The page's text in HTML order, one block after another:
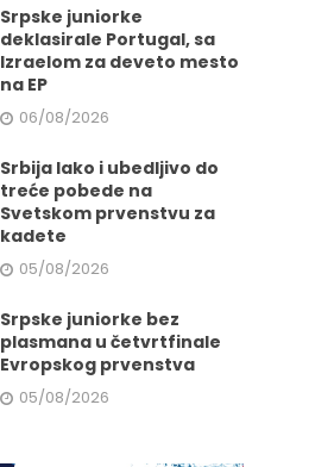
Srpske juniorke
deklasirale Portugal, sa
Izraelom za deveto mesto
na EP
06/08/2026
Srbija lako i ubedljivo do
treće pobede na
Svetskom prvenstvu za
kadete
05/08/2026
Srpske juniorke bez
plasmana u četvrtfinale
Evropskog prvenstva
05/08/2026